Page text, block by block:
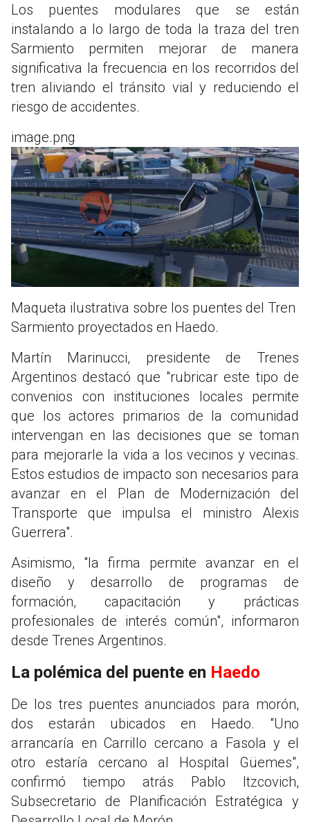
Los puentes modulares que se están
instalando a lo largo de toda la traza del tren
Sarmiento permiten mejorar de manera
significativa la frecuencia en los recorridos del
tren aliviando el tránsito vial y reduciendo el
riesgo de accidentes.
image.png
Maqueta ilustrativa sobre los puentes del Tren
Sarmiento proyectados en Haedo.
Martín Marinucci, presidente de Trenes
Argentinos destacó que "rubricar este tipo de
convenios con instituciones locales permite
que los actores primarios de la comunidad
intervengan en las decisiones que se toman
para mejorarle la vida a los vecinos y vecinas.
Estos estudios de impacto son necesarios para
avanzar en el Plan de Modernización del
Transporte que impulsa el ministro Alexis
Guerrera".
Asimismo, "la firma permite avanzar en el
diseño y desarrollo de programas de
formación, capacitación y prácticas
profesionales de interés común", informaron
desde Trenes Argentinos.
La polémica del puente en Haedo
De los tres puentes anunciados para morón,
dos estarán ubicados en Haedo. "Uno
arrancaría en Carrillo cercano a Fasola y el
otro estaría cercano al Hospital Güemes",
confirmó tiempo atrás Pablo Itzcovich,
Subsecretario de Planificación Estratégica y